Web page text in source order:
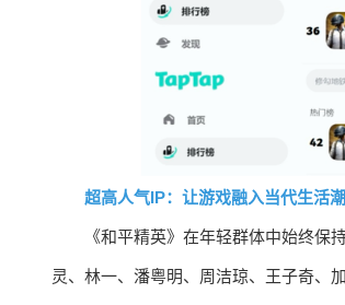
超高人气IP：让游戏融入当代生活
《和平精英》在年轻群体中始终
灵、林一、潘粤明、周洁琼、王子奇、